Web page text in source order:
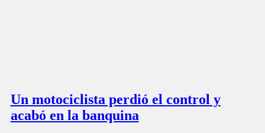
Un motociclista perdió el control y
acabó en la banquina